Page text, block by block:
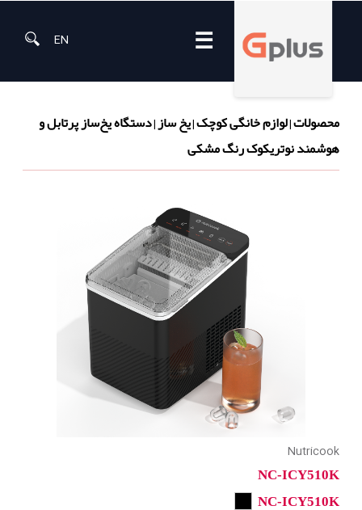
☰
EN
محصولات|لوازم خانگی کوچک|یخ ساز|دستگاه یخ‌ساز پرتابل و
هوشمند نوتریکوک رنگ مشکی
Nutricook
NC-ICY510K
NC-ICY510K